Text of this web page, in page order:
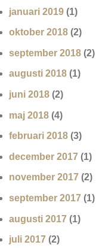
januari 2019 (1)
oktober 2018 (2)
september 2018 (2)
augusti 2018 (1)
juni 2018 (2)
maj 2018 (4)
februari 2018 (3)
december 2017 (1)
november 2017 (2)
september 2017 (1)
augusti 2017 (1)
juli 2017 (2)